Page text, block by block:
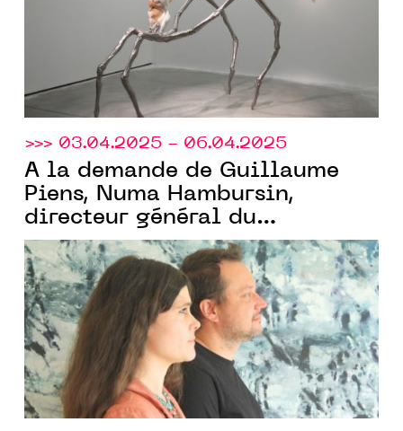
>>> 03.04.2025 - 06.04.2025
À la demande de Guillaume
Piens, Numa Hambursin,
directeur général du
MO.CO.Montpellier
Contemporain, présente
"Immortelle", lors de Art Paris
2025.